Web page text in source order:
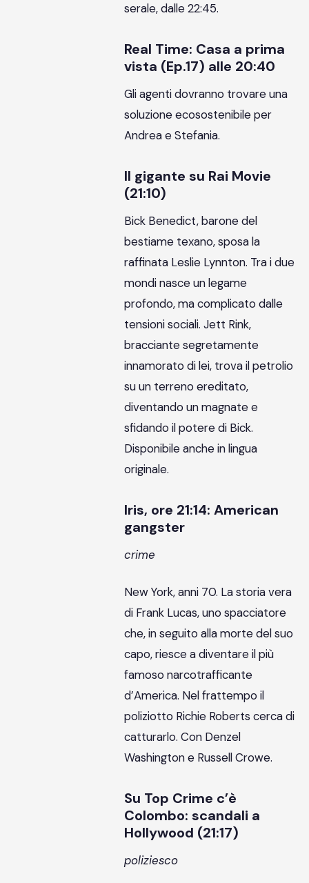
serale, dalle 22:45.
Real Time: Casa a prima
vista (Ep.17) alle 20:40
Gli agenti dovranno trovare una
soluzione ecosostenibile per
Andrea e Stefania.
Il gigante su Rai Movie
(21:10)
Bick Benedict, barone del
bestiame texano, sposa la
raffinata Leslie Lynnton. Tra i due
mondi nasce un legame
profondo, ma complicato dalle
tensioni sociali. Jett Rink,
bracciante segretamente
innamorato di lei, trova il petrolio
su un terreno ereditato,
diventando un magnate e
sfidando il potere di Bick.
Disponibile anche in lingua
originale.
Iris, ore 21:14: American
gangster
crime
New York, anni 70. La storia vera
di Frank Lucas, uno spacciatore
che, in seguito alla morte del suo
capo, riesce a diventare il più
famoso narcotrafficante
d’America. Nel frattempo il
poliziotto Richie Roberts cerca di
catturarlo. Con Denzel
Washington e Russell Crowe.
Su Top Crime c’è
Colombo: scandali a
Hollywood (21:17)
poliziesco